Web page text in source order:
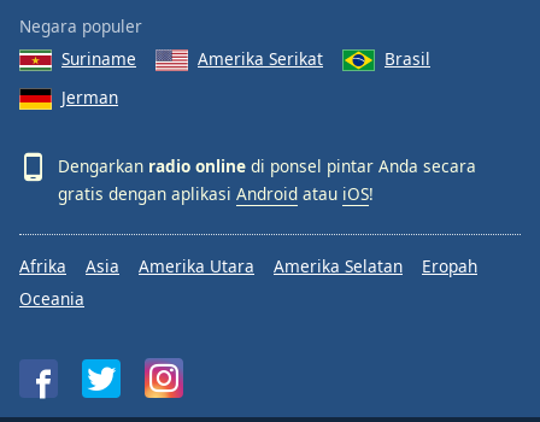
Negara populer
Suriname
Amerika Serikat
Brasil
Jerman
Dengarkan radio online di ponsel pintar Anda secara
gratis dengan aplikasi Android atau iOS!
Afrika Asia Amerika Utara Amerika Selatan
Eropah
Oceania